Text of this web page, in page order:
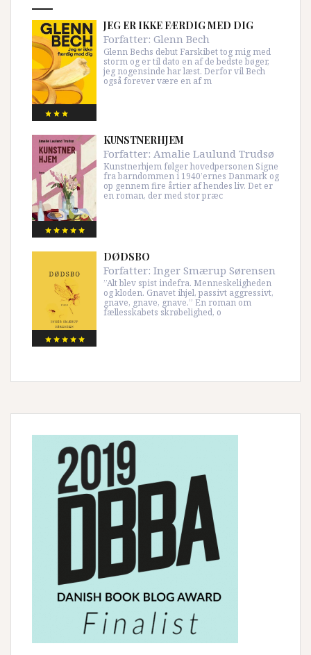
JEG ER IKKE FÆRDIG MED DIG
Forfatter: Glenn Bech
Glenn Bechs debut Farskibet tog mig med
storm og er til dato en af de bedste bøger,
jeg nogensinde har læst. Derfor vil Bech
også forever være en af m
KUNSTNERHJEM
Forfatter: Amalie Laulund Trudsø
Kunstnerhjem følger hovedpersonen Signe
fra barndommen i 1940’ernes Danmark og
op gennem fire årtier af hendes liv. Det er
en roman, der med stor præc
DØDSBO
Forfatter: Inger Smærup Sørensen
”Alt blev spist indefra. Menneskeligheden
og kloden. Gnavet ihjel, passivt aggressivt,
gnave, gnave, gnave.” En roman om
fællesskabets skrøbelighed, o